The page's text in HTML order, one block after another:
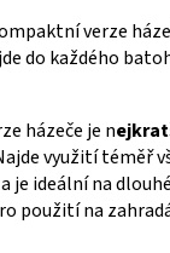
verze
do každého
házeče je n
využití téměř
je ideální na
použití na